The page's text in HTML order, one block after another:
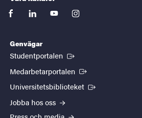
facebooklinkedinyoutubeinstagram
Genvägar
Studentportalen (Extern länk)
Medarbetarportalen (Extern länk)
Universitetsbiblioteket (Extern länk)
Jobba hos oss